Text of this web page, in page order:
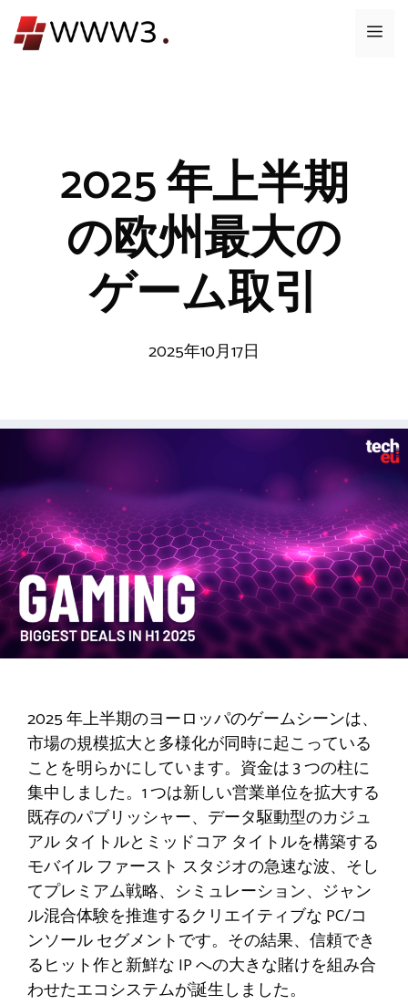
ン
メ
2025 年上半期
の欧州最大の
ゲーム取引
2025年10月17日
2025 年上半期のヨーロッパのゲームシーンは、
市場の規模拡大と多様化が同時に起こっている
ことを明らかにしています。資金は 3 つの柱に
集中しました。1 つは新しい営業単位を拡大する
既存のパブリッシャー、データ駆動型のカジュ
アル タイトルとミッドコア タイトルを構築する
モバイル ファースト スタジオの急速な波、そし
てプレミアム戦略、シミュレーション、ジャン
ル混合体験を推進するクリエイティブな PC/コ
ンソール セグメントです。その結果、信頼でき
るヒット作と新鮮な IP への大きな賭けを組み合
わせたエコシステムが誕生しました。